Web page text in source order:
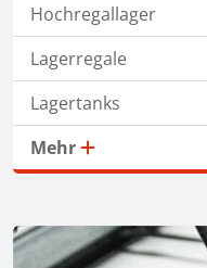
Hochregallager
Lagerregale
Lagertanks
Mehr